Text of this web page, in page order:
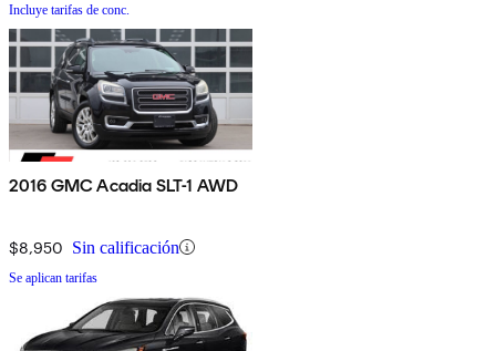
Incluye tarifas de conc.
2016 GMC Acadia SLT-1 AWD
$8,950 Sin calificación
Se aplican tarifas